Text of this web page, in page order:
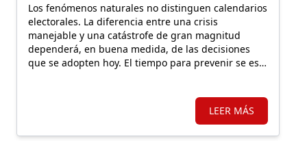
Los fenómenos naturales no distinguen calendarios
electorales. La diferencia entre una crisis
manejable y una catástrofe de gran magnitud
dependerá, en buena medida, de las decisiones
que se adopten hoy. El tiempo para prevenir se está
LEER MÁS